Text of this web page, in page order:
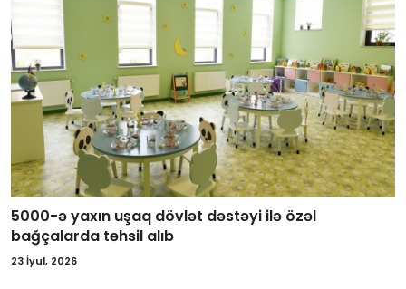
5000-ə yaxın uşaq dövlət dəstəyi ilə özəl
bağçalarda təhsil alıb
23 İyul, 2026